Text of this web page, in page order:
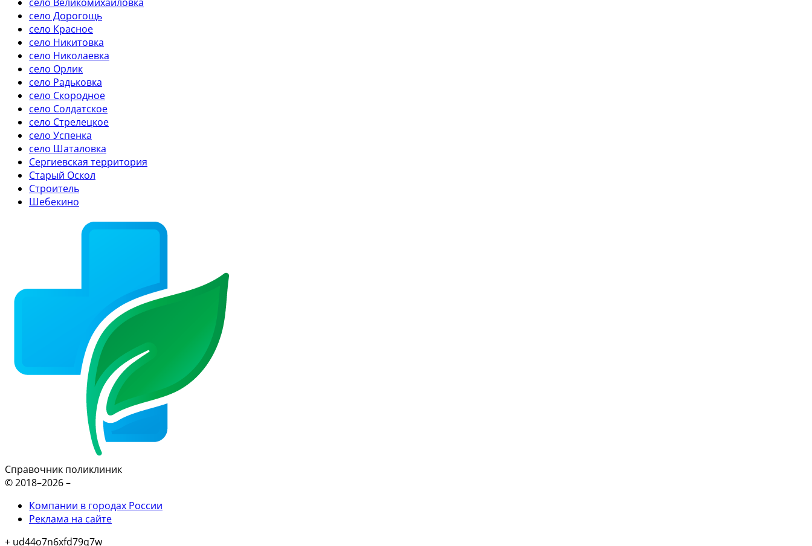
село Дорогощь
село Красное
село Никитовка
село Николаевка
село Орлик
село Радьковка
село Скородное
село Солдатское
село Стрелецкое
село Успенка
село Шаталовка
Сергиевская территория
Старый Оскол
Строитель
Шебекино
Справочник поликлиник
© 2018–2026 –
Компании в городах России
Реклама на сайте
+ ud44o7n6xfd79q7w